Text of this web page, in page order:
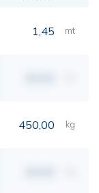
1,45 mt
450,00 kg